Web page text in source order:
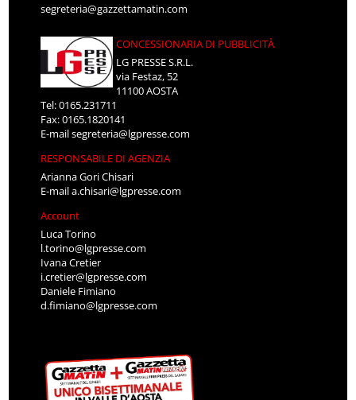
segreteria@gazzettamatin.com
CONCESSIONARIA DI PUBBLICITÀ
LG PRESSE S.R.L.
via Festaz, 52
11100 AOSTA
Tel: 0165.231711
Fax: 0165.1820141
E-mailsegreteria@lgpresse.com
RESPONSABILE DI AGENZIA
Arianna Gori Chisari
E-maila.chisari@lgpresse.com
Account
Luca Torino
l.torino@lgpresse.com
Ivana Cretier
i.cretier@lgpresse.com
Daniele Fimiano
d.fimiano@lgpresse.com